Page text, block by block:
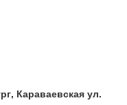
Караваевская ул.